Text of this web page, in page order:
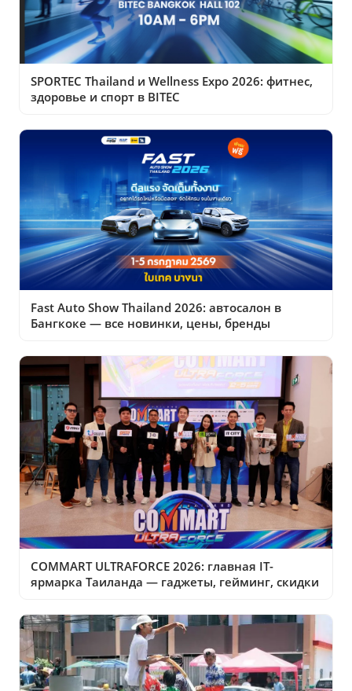
SPORTEC Thailand и Wellness Expo 2026: фитнес,
здоровье и спорт в BITEC
Fast Auto Show Thailand 2026: автосалон в
Бангкоке — все новинки, цены, бренды
COMMART ULTRAFORCE 2026: главная IT-
ярмарка Таиланда — гаджеты, гейминг, скидки